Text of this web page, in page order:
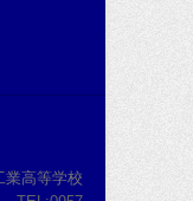
業高等学校